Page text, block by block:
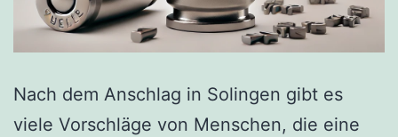
Nach dem Anschlag in Solingen gibt es
viele Vorschläge von Menschen, die eine